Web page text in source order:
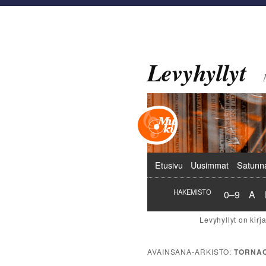
Levyhyllyt
Päävalikko
Etusivu Uusimmat
HAKEMISTO 0–9 A
AVAINSANA-ARKISTO: